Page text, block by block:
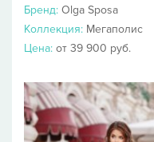
Бренд: Olga Sposa
Коллекция: Мегаполис
Цена: от 39 900 руб.